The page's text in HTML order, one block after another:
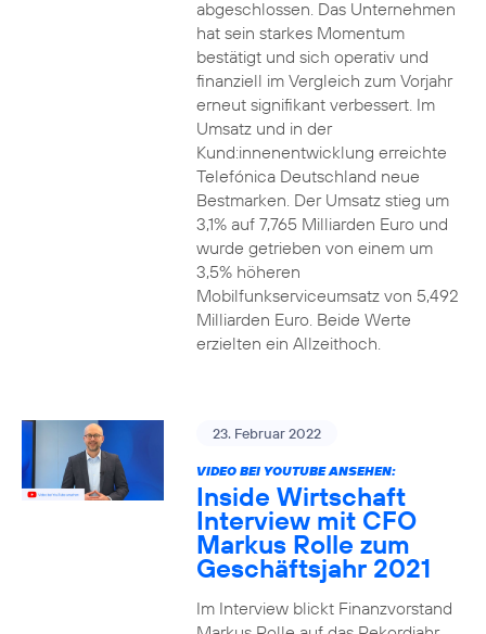
abgeschlossen. Das Unternehmen
hat sein starkes Momentum
bestätigt und sich operativ und
finanziell im Vergleich zum Vorjahr
erneut signifikant verbessert. Im
Umsatz und in der
Kund:innenentwicklung erreichte
Telefónica Deutschland neue
Bestmarken. Der Umsatz stieg um
3,1% auf 7,765 Milliarden Euro und
wurde getrieben von einem um
3,5% höheren
Mobilfunkserviceumsatz von 5,492
Milliarden Euro. Beide Werte
erzielten ein Allzeithoch.
23. Februar 2022
VIDEO BEI YOUTUBE ANSEHEN:
Inside Wirtschaft
Interview mit CFO
Markus Rolle zum
Geschäftsjahr 2021
Im Interview blickt Finanzvorstand